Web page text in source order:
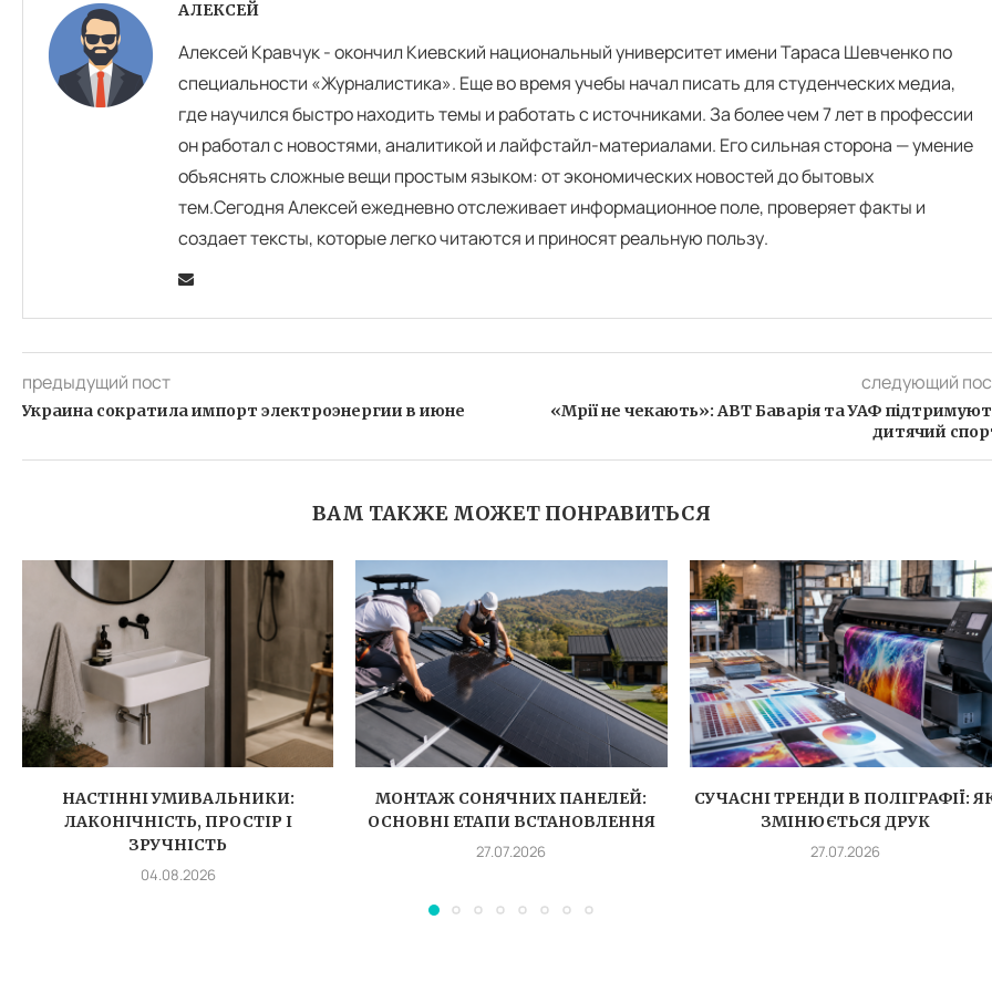
АЛЕКСЕЙ
Алексей Кравчук - окончил Киевский национальный университет имени Тараса Шевченко по
специальности «Журналистика». Еще во время учебы начал писать для студенческих медиа,
где научился быстро находить темы и работать с источниками. За более чем 7 лет в профессии
он работал с новостями, аналитикой и лайфстайл-материалами. Его сильная сторона — умение
объяснять сложные вещи простым языком: от экономических новостей до бытовых
тем.Сегодня Алексей ежедневно отслеживает информационное поле, проверяет факты и
создает тексты, которые легко читаются и приносят реальную пользу.
предыдущий пост
Украина сократила импорт электроэнергии в июне
следующий
«Мрії не чекають»: АВТ Баварія та УАФ
дитячий
ВАМ ТАКЖЕ МОЖЕТ ПОНРАВИТЬСЯ
НАСТІННІ УМИВАЛЬНИКИ:
ЛАКОНІЧНІСТЬ, ПРОСТІР І
ЗРУЧНІСТЬ
04.08.2026
МОНТАЖ СОНЯЧНИХ ПАНЕЛЕЙ:
ОСНОВНІ ЕТАПИ ВСТАНОВЛЕННЯ
27.07.2026
СУЧАСНІ ТРЕНДИ В ПОЛІГРАФІЇ:
ЗМІНЮЄТЬСЯ ДРУК
27.07.2026